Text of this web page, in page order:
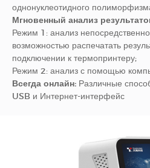
однонуклеотидного
Мгновенный анализ
Режим 1: анализ
возможностью распечатать
подключении к термопринтеру;
Режим 2: анализ с помощью
Всегда онлайн: Различные
USB и Интернет-интерфейс